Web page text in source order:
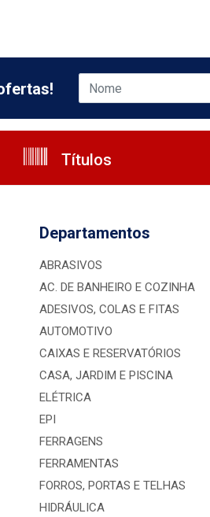
Títulos
Departamentos
ABRASIVOS
AC. DE BANHEIRO E COZINHA
ADESIVOS, COLAS E FITAS
AUTOMOTIVO
CAIXAS E RESERVATÓRIOS
CASA, JARDIM E PISCINA
ELÉTRICA
EPI
FERRAGENS
FERRAMENTAS
FORROS, PORTAS E TELHAS
HIDRÁULICA